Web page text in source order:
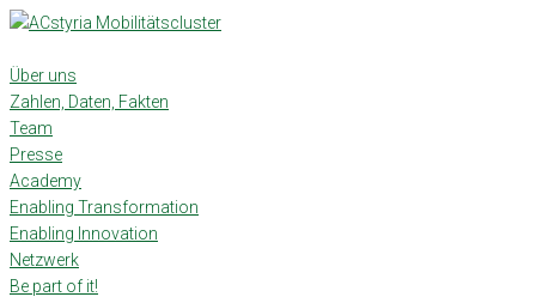
Skip
content
Über uns
Zahlen, Daten, Fakten
Team
Presse
Academy
Enabling Transformation
Enabling Innovation
Netzwerk
Be part of it!